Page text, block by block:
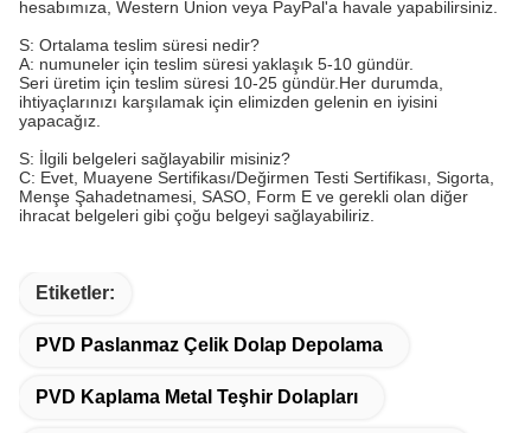
hesabımıza, Western Union veya PayPal'a havale yapabilirsiniz.
S: Ortalama teslim süresi nedir?
A: numuneler için teslim süresi yaklaşık 5-10 gündür.
Seri üretim için teslim süresi 10-25 gündür.Her durumda,
ihtiyaçlarınızı karşılamak için elimizden gelenin en iyisini
yapacağız.
S: İlgili belgeleri sağlayabilir misiniz?
C: Evet, Muayene Sertifikası/Değirmen Testi Sertifikası, Sigorta,
Menşe Şahadetnamesi, SASO, Form E ve gerekli olan diğer
ihracat belgeleri gibi çoğu belgeyi sağlayabiliriz.
Etiketler:
PVD Paslanmaz Çelik Dolap Depolama
PVD Kaplama Metal Teşhir Dolapları